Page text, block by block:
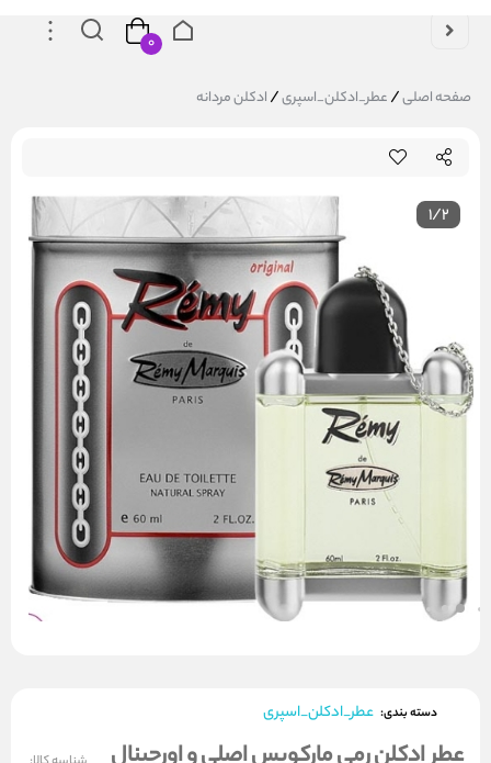
۰
صفحه اصلی/عطر_ادکلن_اسپری/ادکلن مردانه
دسته بندی: عطر_ادکلن_اسپری